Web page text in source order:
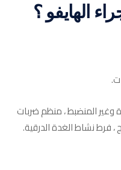
الهايفو ؟
وغير المنضبط ، منظم ضربات
، فرط نشاط الغدة الدرقية.